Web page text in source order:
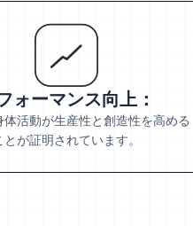
ォーマンス向上：
体活動が生産性と創造性を高める
とが証明されています。